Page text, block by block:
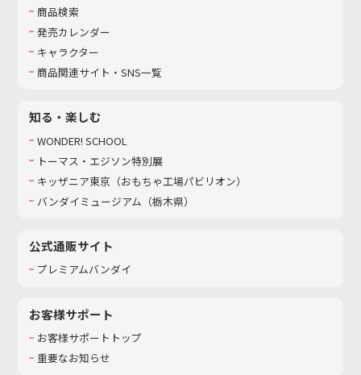
商品検索
発売カレンダー
キャラクター
商品関連サイト・SNS一覧
知る・楽しむ
WONDER! SCHOOL
トーマス・エジソン特別展
キッザニア東京（おもちゃ工場パビリオン）​
バンダイミュージアム（栃木県）
公式通販サイト
プレミアムバンダイ
お客様サポート
お客様サポートトップ
重要なお知らせ